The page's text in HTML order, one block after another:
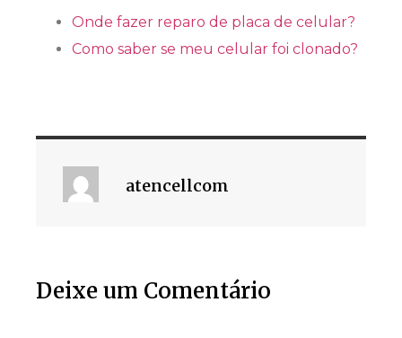
Onde fazer reparo de placa de celular?
Como saber se meu celular foi clonado?
atencellcom
Deixe um Comentário